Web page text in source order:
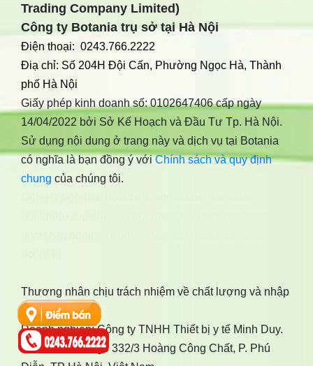
Trading Company Limited)
Công ty Botania trụ sở tại Hà Nội
Điện thoại: 0243.766.2222
Điạ chỉ: Số 204H Đội Cấn, Phường Ngọc Hà, Thành
phố Hà Nội
Giấy phép kinh doanh số: 0102647406 cấp ngày
14/04/2022 bởi Sở Kế Hoạch và Đầu Tư Tp. Hà Nội.
Sử dụng nội dung ở trang này và dịch vụ tại Botania
có nghĩa là bạn đồng ý vớiChính sách và quy định
chung của chúng tôi.
Thương nhân chịu trách nhiệm về chất lượng và nhập
khẩu:
Doanh nghiệp: Công ty TNHH Thiết bị y tế Minh Duy.
Địa chỉ: Số 7, ngõ 332/3 Hoàng Công Chất, P. Phú